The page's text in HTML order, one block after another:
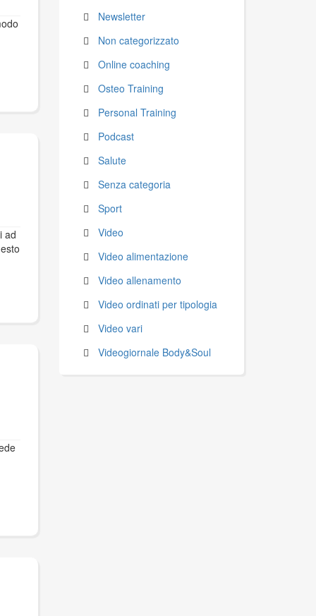
ad
Newsletter
Non categorizzato
Online coaching
Osteo Training
Personal Training
Podcast
Salute
Senza categoria
Sport
Video
Video alimentazione
Video allenamento
Video ordinati per tipologia
Video vari
Videogiornale Body&Soul